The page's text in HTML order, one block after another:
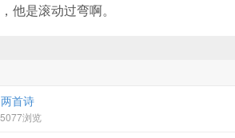
他是滚动过弯啊。
首诗
5077浏览